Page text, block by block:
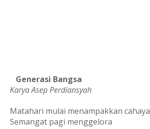
Generasi Bangsa
Karya Asep Perdiansyah
Matahari mulai menampakkan cahaya
Semangat pagi menggelora